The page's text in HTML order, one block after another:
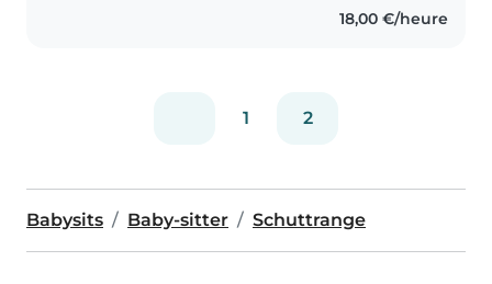
18,00 €/heure
1 2
Babysits Baby-sitter Schuttrange